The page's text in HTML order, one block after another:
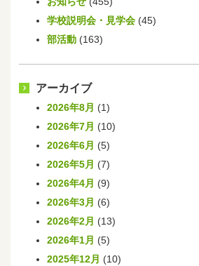
学校説明会・見学会 (45)
部活動 (163)
アーカイブ
2026年8月 (1)
2026年7月 (10)
2026年6月 (5)
2026年5月 (7)
2026年4月 (9)
2026年3月 (6)
2026年2月 (13)
2026年1月 (5)
2025年12月 (10)